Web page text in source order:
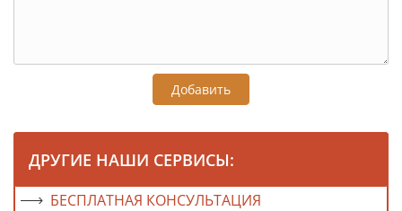
Добавить
ДРУГИЕ НАШИ СЕРВИСЫ:
БЕСПЛАТНАЯ КОНСУЛЬТАЦИЯ